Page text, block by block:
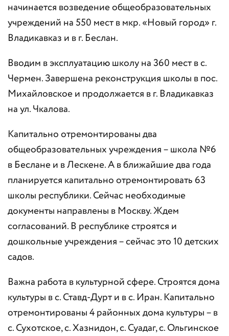
начинается возведение общеобразовательных
учреждений на 550 мест в мкр. «Новый город» г.
Владикавказ и в г. Беслан.
Вводим в эксплуатацию школу на 360 мест в с.
Чермен. Завершена реконструкция школы в пос.
Михайловское и продолжается в г. Владикавказ
на ул. Чкалова.
Капитально отремонтированы два
общеобразовательных учреждения – школа №6
в Беслане и в Лескене. А в ближайшие два года
планируется капитально отремонтировать 63
школы республики. Сейчас необходимые
документы направлены в Москву. Ждем
согласований. В республике строятся и
дошкольные учреждения – сейчас это 10 детских
садов.
Важна работа в культурной сфере. Строятся дома
культуры в с. Ставд-Дурт и в с. Иран. Капитально
отремонтированы 4 районных дома культуры – в
с. Сухотское, с. Хазнидон, с. Суадаг, с. Ольгинское